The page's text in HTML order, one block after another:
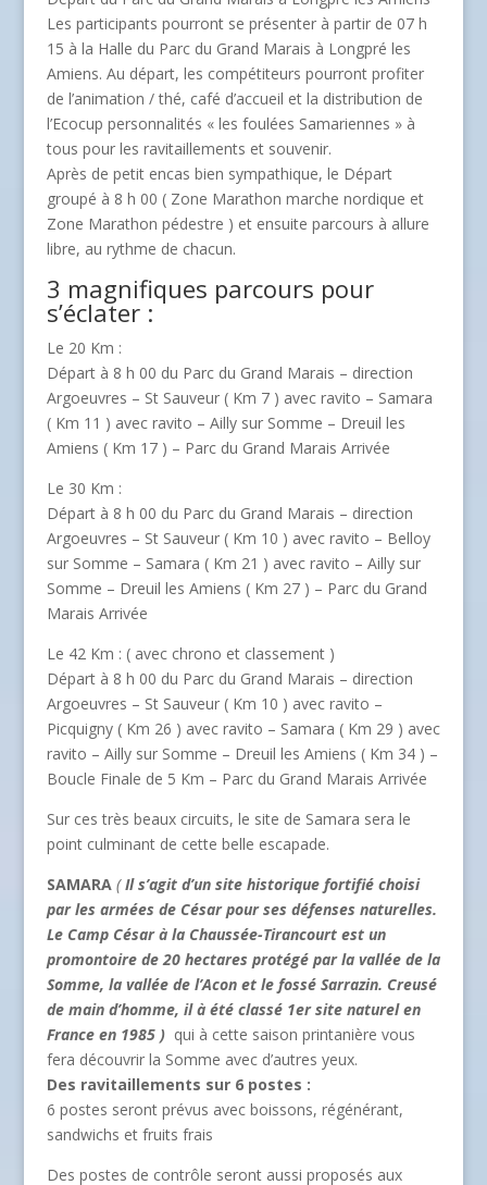
Les participants pourront se présenter à partir de 07 h
15 à la Halle du Parc du Grand Marais à Longpré les
Amiens. Au départ, les compétiteurs pourront profiter
de l’animation / thé, café d’accueil et la distribution de
l’Ecocup personnalités « les foulées Samariennes » à
tous pour les ravitaillements et souvenir.
Après de petit encas bien sympathique, le Départ
groupé à 8 h 00 ( Zone Marathon marche nordique et
Zone Marathon pédestre ) et ensuite parcours à allure
libre, au rythme de chacun.
3 magnifiques parcours pour
s’éclater :
Le 20 Km :
Départ à 8 h 00 du Parc du Grand Marais – direction
Argoeuvres – St Sauveur ( Km 7 ) avec ravito – Samara
( Km 11 ) avec ravito – Ailly sur Somme – Dreuil les
Amiens ( Km 17 ) – Parc du Grand Marais Arrivée
Le 30 Km :
Départ à 8 h 00 du Parc du Grand Marais – direction
Argoeuvres – St Sauveur ( Km 10 ) avec ravito – Belloy
sur Somme – Samara ( Km 21 ) avec ravito – Ailly sur
Somme – Dreuil les Amiens ( Km 27 ) – Parc du Grand
Marais Arrivée
Le 42 Km : ( avec chrono et classement )
Départ à 8 h 00 du Parc du Grand Marais – direction
Argoeuvres – St Sauveur ( Km 10 ) avec ravito –
Picquigny ( Km 26 ) avec ravito – Samara ( Km 29 ) avec
ravito – Ailly sur Somme – Dreuil les Amiens ( Km 34 ) –
Boucle Finale de 5 Km – Parc du Grand Marais Arrivée
Sur ces très beaux circuits, le site de Samara sera le
point culminant de cette belle escapade.
SAMARA ( Il s’agit d’un site historique fortifié choisi
par les armées de César pour ses défenses naturelles.
Le Camp César à la Chaussée-Tirancourt est un
promontoire de 20 hectares protégé par la vallée de la
Somme, la vallée de l’Acon et le fossé Sarrazin. Creusé
de main d’homme, il à été classé 1er site naturel en
France en 1985 ) qui à cette saison printanière vous
fera découvrir la Somme avec d’autres yeux.
Des ravitaillements sur 6 postes :
6 postes seront prévus avec boissons, régénérant,
sandwichs et fruits frais
Des postes de contrôle seront aussi proposés aux